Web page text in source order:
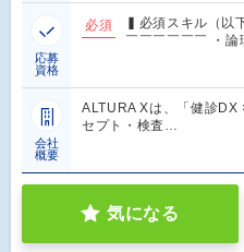
応募
資格
必須
▍必須スキル（以
￣￣￣￣￣￣ ・
会社
概要
ALTURA Xは、「健診DX
セプト・検査…
気になる